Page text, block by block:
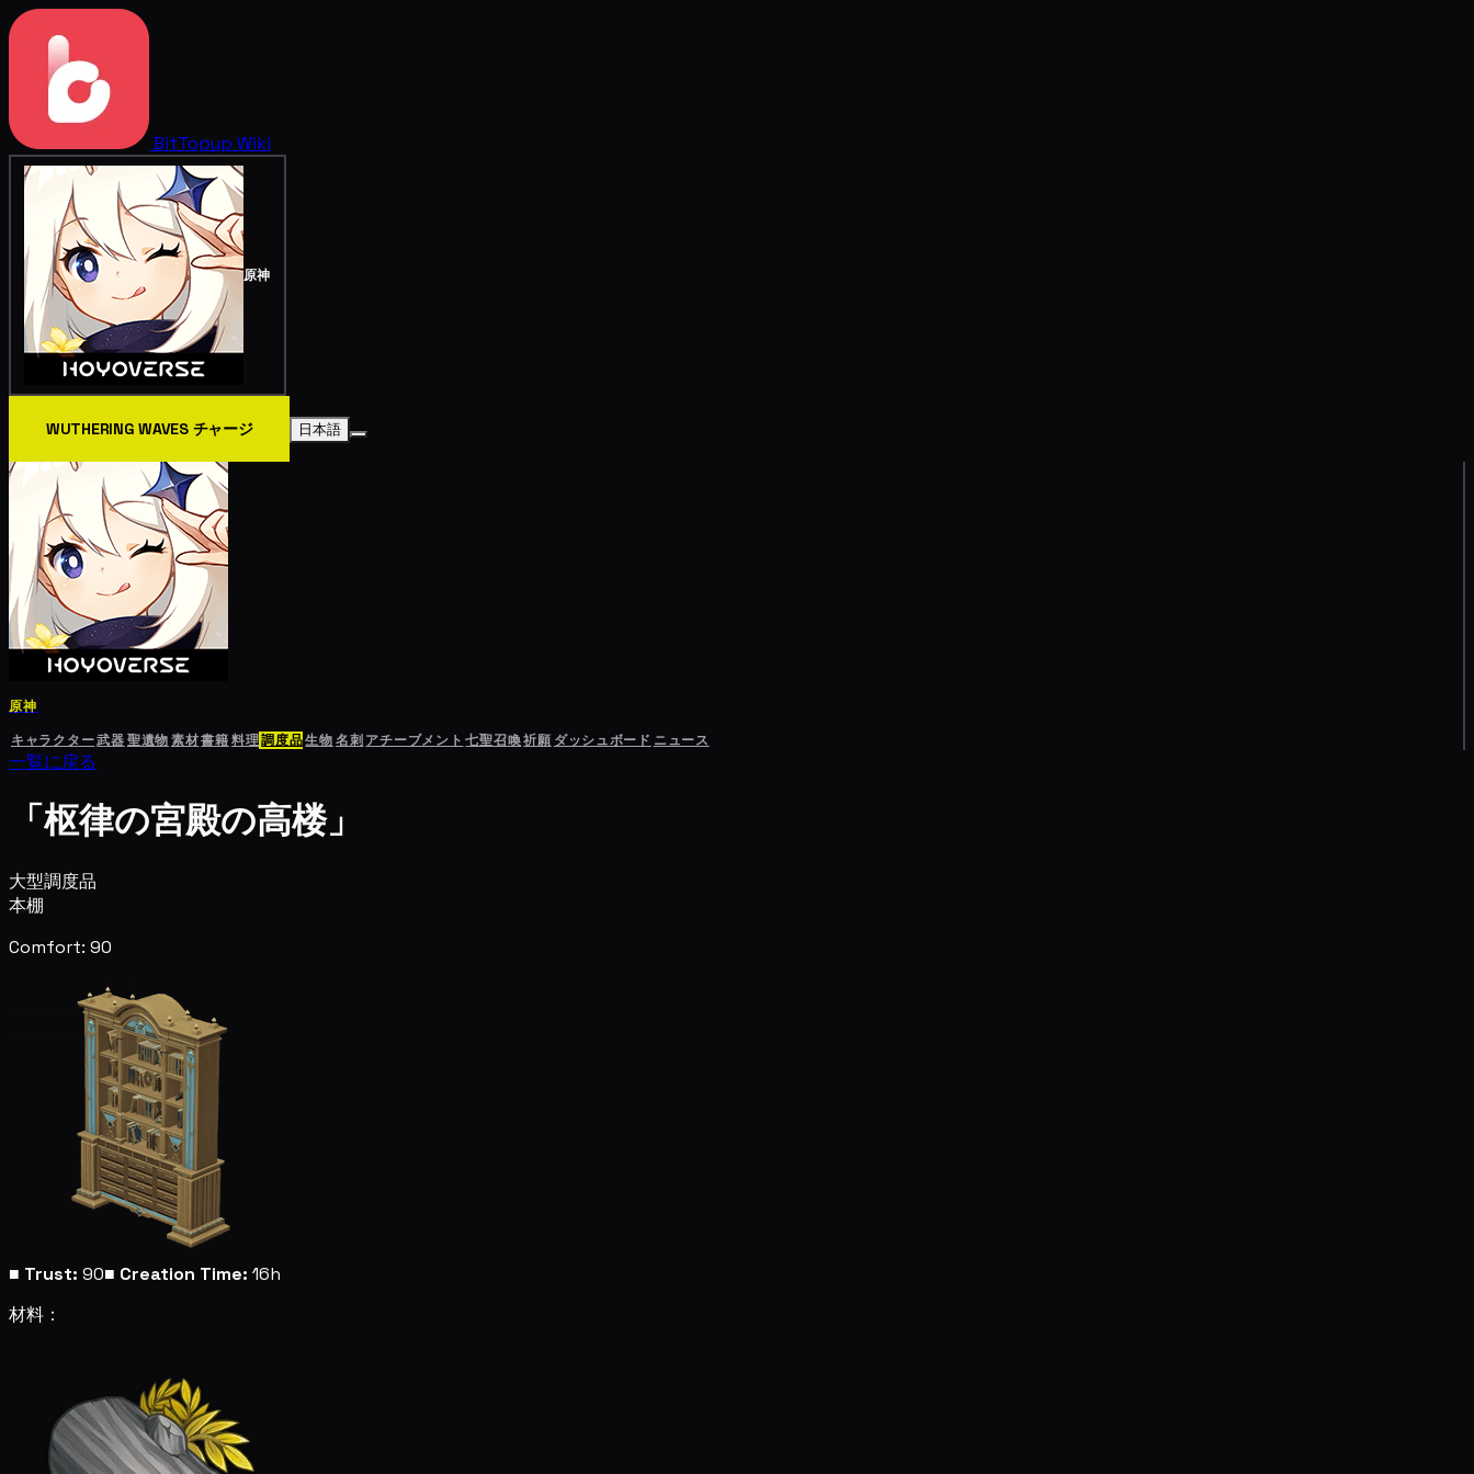
BitTopup Wiki
原神
WUTHERING WAVES チャージ 日本語
原神
キャラクター武器聖遺物素材書籍料理調度品生物名刺 アチーブメント 七聖召喚祈願 ダッシュボード ニュース
一覧に戻る
「枢律の宮殿の高楼」
大型調度品
本棚
Comfort: 90
■ Trust: 90■ Creation Time: 16h
材料：